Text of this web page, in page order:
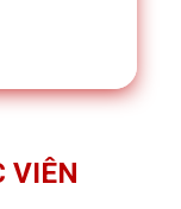
VIÊN